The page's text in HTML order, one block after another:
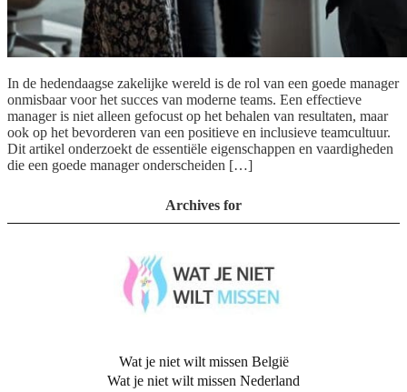
In de hedendaagse zakelijke wereld is de rol van een goede manager
onmisbaar voor het succes van moderne teams. Een effectieve
manager is niet alleen gefocust op het behalen van resultaten, maar
ook op het bevorderen van een positieve en inclusieve teamcultuur.
Dit artikel onderzoekt de essentiële eigenschappen en vaardigheden
die een goede manager onderscheiden […]
Archives for
Wat je niet wilt missen België
Wat je niet wilt missen Nederland